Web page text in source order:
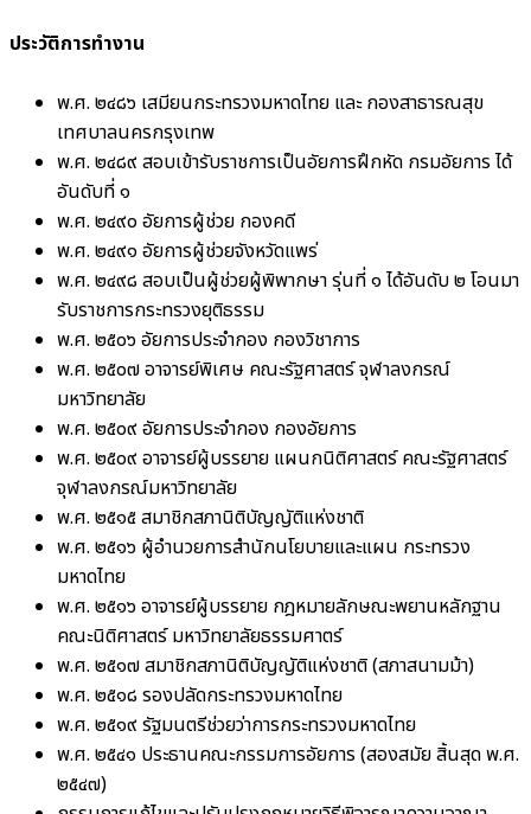
ประวัติการทำงาน
พ.ศ. ๒๔๘๖ เสมียนกระทรวงมหาดไทย และ กองสาธารณสุข
เทศบาลนครกรุงเทพ
พ.ศ. ๒๔๘๙ สอบเข้ารับราชการเป็นอัยการฝึกหัด กรมอัยการ ได้
อันดับที่ ๑
พ.ศ. ๒๔๙๐ อัยการผู้ช่วย กองคดี
พ.ศ. ๒๔๙๑ อัยการผู้ช่วยจังหวัดแพร่
พ.ศ. ๒๔๙๘ สอบเป็นผู้ช่วยผู้พิพากษา รุ่นที่ ๑ ได้อันดับ ๒ โอนมา
รับราชการกระทรวงยุติธรรม
พ.ศ. ๒๕๐๖ อัยการประจำกอง กองวิชาการ
พ.ศ. ๒๕๐๗ อาจารย์พิเศษ คณะรัฐศาสตร์ จุฬาลงกรณ์
มหาวิทยาลัย
พ.ศ. ๒๕๐๙ อัยการประจำกอง กองอัยการ
พ.ศ. ๒๕๐๙ อาจารย์ผู้บรรยาย แผนกนิติศาสตร์ คณะรัฐศาสตร์
จุฬาลงกรณ์มหาวิทยาลัย
พ.ศ. ๒๕๑๕ สมาชิกสภานิติบัญญัติแห่งชาติ
พ.ศ. ๒๕๑๖ ผู้อำนวยการสำนักนโยบายและแผน กระทรวง
มหาดไทย
พ.ศ. ๒๕๑๖ อาจารย์ผู้บรรยาย กฎหมายลักษณะพยานหลักฐาน
คณะนิติศาสตร์ มหาวิทยาลัยธรรมศาตร์
พ.ศ. ๒๕๑๗ สมาชิกสภานิติบัญญัติแห่งชาติ (สภาสนามม้า)
พ.ศ. ๒๕๑๘ รองปลัดกระทรวงมหาดไทย
พ.ศ. ๒๕๑๙ รัฐมนตรีช่วยว่าการกระทรวงมหาดไทย
พ.ศ. ๒๕๔๑ ประธานคณะกรรมการอัยการ (สองสมัย สิ้นสุด พ.ศ.
๒๕๔๗)